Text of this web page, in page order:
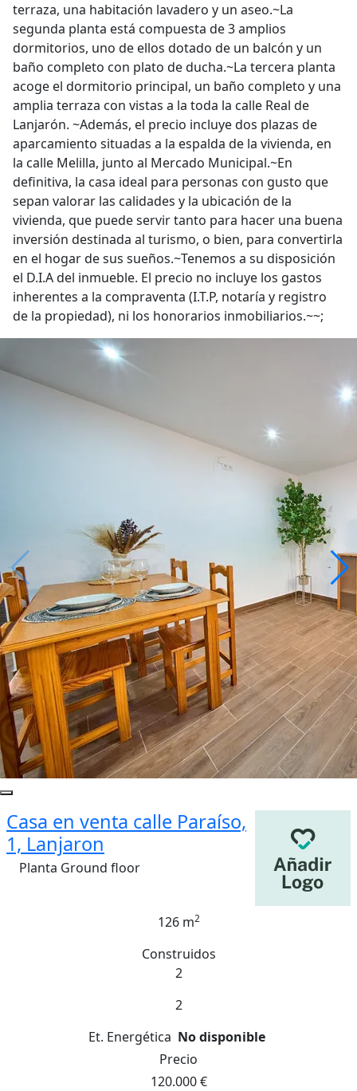
terraza, una habitación lavadero y un aseo.~La
segunda planta está compuesta de 3 amplios
dormitorios, uno de ellos dotado de un balcón y un
baño completo con plato de ducha.~La tercera planta
acoge el dormitorio principal, un baño completo y una
amplia terraza con vistas a la toda la calle Real de
Lanjarón. ~Además, el precio incluye dos plazas de
aparcamiento situadas a la espalda de la vivienda, en
la calle Melilla, junto al Mercado Municipal.~En
definitiva, la casa ideal para personas con gusto que
sepan valorar las calidades y la ubicación de la
vivienda, que puede servir tanto para hacer una buena
inversión destinada al turismo, o bien, para convertirla
en el hogar de sus sueños.~Tenemos a su disposición
el D.I.A del inmueble. El precio no incluye los gastos
inherentes a la compraventa (I.T.P, notaría y registro
de la propiedad), ni los honorarios inmobiliarios.~~;
Casa en venta calle Paraíso,
1, Lanjaron
Planta Ground floor
126 m2
Construidos
2
2
Et. Energética No disponible
Precio
120.000 €